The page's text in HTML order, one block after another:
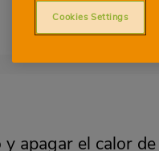
apagar el calor
Cookies Settings